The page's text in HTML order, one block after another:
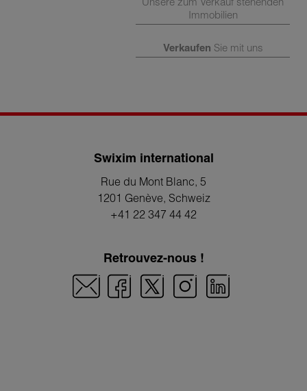
Immobilien
Verkaufen Sie mit uns
Swixim international
Rue du Mont Blanc, 5
1201 Genève, Schweiz
+41 22 347 44 42
Retrouvez-nous !